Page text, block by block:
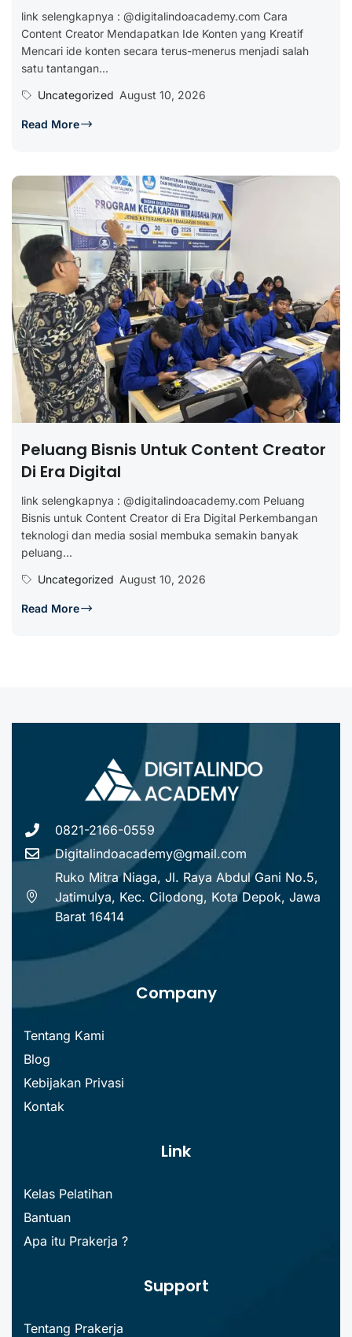
link selengkapnya : @digitalindoacademy.com Cara
Content Creator Mendapatkan Ide Konten yang Kreatif
Mencari ide konten secara terus-menerus menjadi salah
satu tantangan...
Uncategorized August 10, 2026
Read More
Peluang Bisnis Untuk Content Creator
Di Era Digital
link selengkapnya : @digitalindoacademy.com Peluang
Bisnis untuk Content Creator di Era Digital Perkembangan
teknologi dan media sosial membuka semakin banyak
peluang...
Uncategorized August 10, 2026
Read More
0821-2166-0559
Digitalindoacademy@gmail.com
Ruko Mitra Niaga, Jl. Raya Abdul Gani No.5,
Jatimulya, Kec. Cilodong, Kota Depok, Jawa
Barat 16414
Company
Tentang Kami
Blog
Kebijakan Privasi
Kontak
Link
Kelas Pelatihan
Bantuan
Apa itu Prakerja ?
Support
Tentang Prakerja